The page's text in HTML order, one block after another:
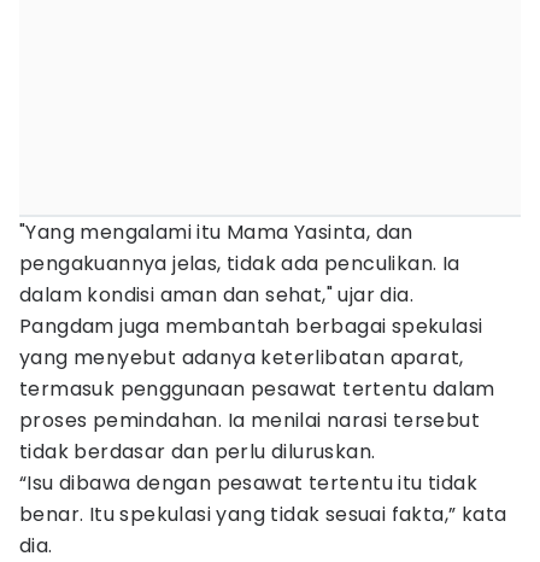
"Yang mengalami itu Mama Yasinta, dan
pengakuannya jelas, tidak ada penculikan. Ia
dalam kondisi aman dan sehat," ujar dia.
Pangdam juga membantah berbagai spekulasi
yang menyebut adanya keterlibatan aparat,
termasuk penggunaan pesawat tertentu dalam
proses pemindahan. Ia menilai narasi tersebut
tidak berdasar dan perlu diluruskan.
“Isu dibawa dengan pesawat tertentu itu tidak
benar. Itu spekulasi yang tidak sesuai fakta,” kata
dia.